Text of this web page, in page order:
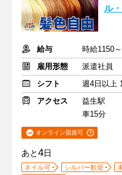
ル
給与
時給1150
雇用形態
派遣社員
シフト
週4日以上
アクセス
益生駅
車15分
オンライン面接可
あと4日
ネイル可 シルバー歓迎